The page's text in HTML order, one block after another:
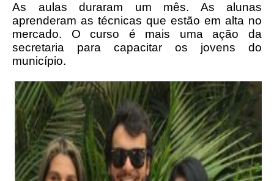
As aulas duraram um mês. As alunas
aprenderam as técnicas que estão em alta no
mercado. O curso é mais uma ação da
secretaria para capacitar os jovens do
município.